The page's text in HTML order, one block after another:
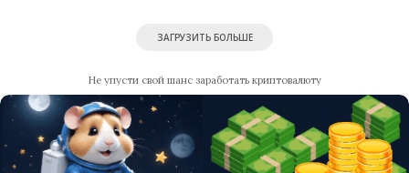
ЗАГРУЗИТЬ БОЛЬШЕ
Не упусти свой шанс заработать криптовалюту